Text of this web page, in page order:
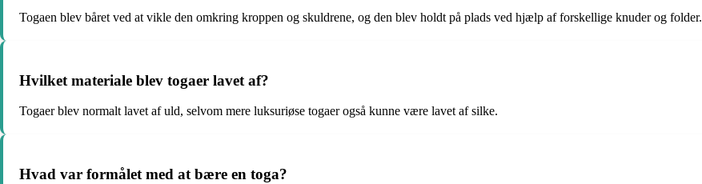
Togaen blev båret ved at vikle den omkring kroppen og skuldrene, og den blev holdt på plads ved hjælp af forskellige knuder og folder.
Hvilket materiale blev togaer lavet af?
Togaer blev normalt lavet af uld, selvom mere luksuriøse togaer også kunne være lavet af silke.
Hvad var formålet med at bære en toga?